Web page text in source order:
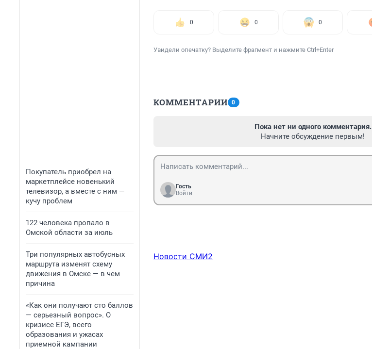
Покупатель приобрел на
маркетплейсе новенький
телевизор, а вместе с ним —
кучу проблем
122 человека пропало в
Омской области за июль
Три популярных автобусных
маршрута изменят схему
движения в Омске — в чем
причина
«Как они получают сто баллов
— серьезный вопрос». О
кризисе ЕГЭ, всего
образования и ужасах
приемной кампании
0 0 0
Увидели опечатку? Выделите фрагмент и нажмите Ctrl+Enter
КОММЕНТАРИИ 0
Пока нет ни одного комментария.
Начните обсуждение первым!
Гость
Войти
Новости СМИ2